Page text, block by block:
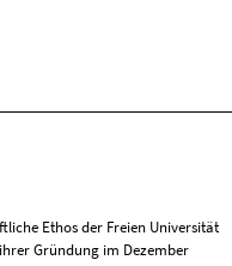
Ethos der Freien Universität
Gründung im Dezember